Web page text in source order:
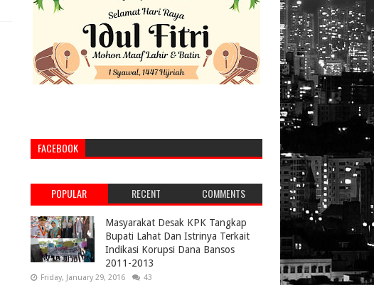
FACEBOOK
POPULAR RECENT COMMENTS
Masyarakat Desak KPK Tangkap
Bupati Lahat Dan Istrinya Terkait
Indikasi Korupsi Dana Bansos
2011-2013
Friday, January 29, 2016 43